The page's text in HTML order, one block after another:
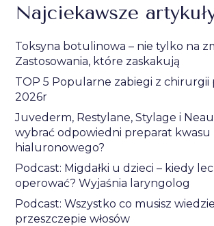
Najciekawsze
Toksyna botulinowa – nie tylko na
Zastosowania, które zaskakują
TOP 5 Popularne zabiegi z chirurgii
2026r
Juvederm, Restylane, Stylage i
wybrać odpowiedni preparat kwasu
hialuronowego?
Podcast: Migdałki u dzieci – kiedy
operować? Wyjaśnia laryngolog
Podcast: Wszystko co musisz
przeszczepie włosów